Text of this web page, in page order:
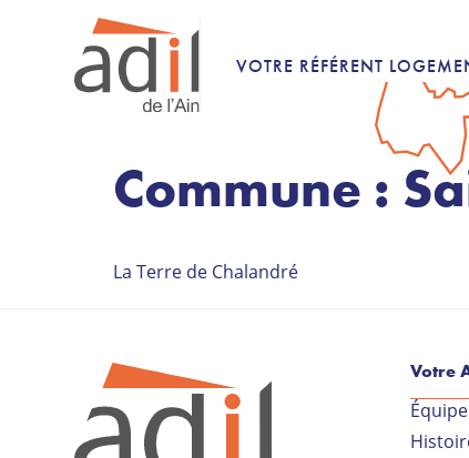
VOTRE RÉFÉRENT
Commune :
La Terre de Chalandré
Votre
Équipe